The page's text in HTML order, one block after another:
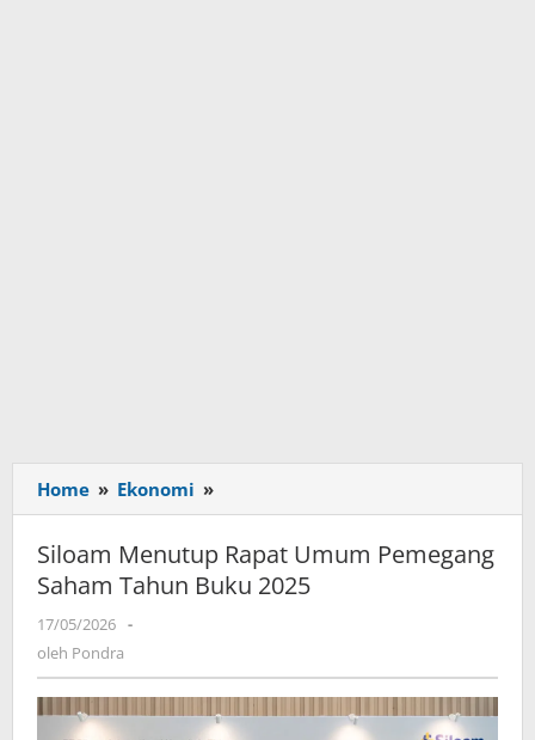
Home » Ekonomi »
Menutup
Rapat
Umum
Pemegang
Buku
2025
Siloam Menutup Rapat Umum Pemegang
Saham Tahun Buku 2025
17/05/2026 oleh
-
oleh Pondra